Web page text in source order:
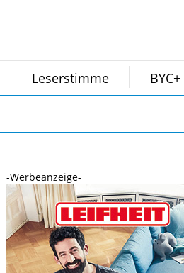
Leserstimme BYC+
-Werbeanzeige-